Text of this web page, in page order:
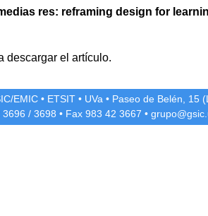
res: reframing design for
descargar el artículo.
EMIC • ETSIT • UVa • Paseo de Belén, 15
3696 / 3698 • Fax 983 42 3667 •